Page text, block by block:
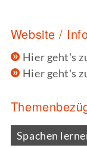
Website /
Hier geht's
Hier geht's
Spachen